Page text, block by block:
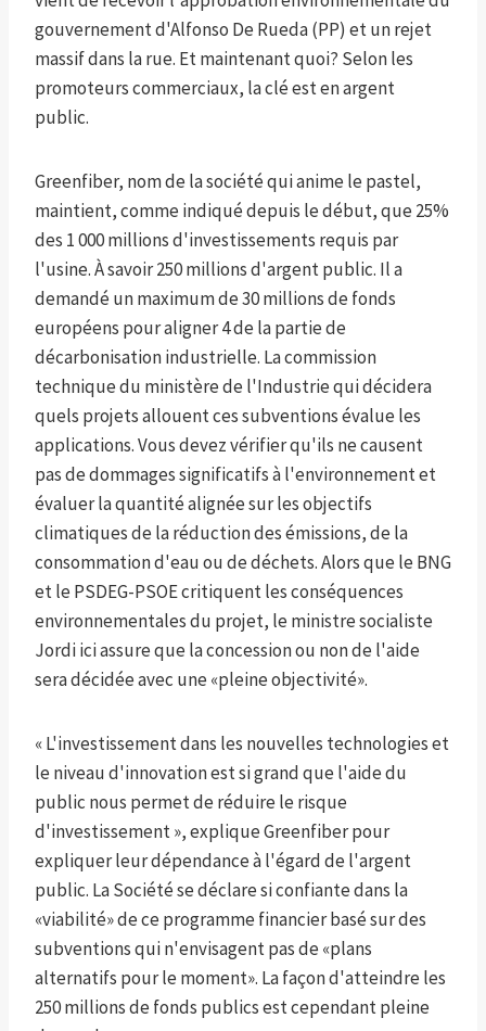
gouvernement d'Alfonso De Rueda (PP) et un rejet
massif dans la rue. Et maintenant quoi? Selon les
promoteurs commerciaux, la clé est en argent
public.
Greenfiber, nom de la société qui anime le pastel,
maintient, comme indiqué depuis le début, que 25%
des 1 000 millions d'investissements requis par
l'usine. À savoir 250 millions d'argent public. Il a
demandé un maximum de 30 millions de fonds
européens pour aligner 4 de la partie de
décarbonisation industrielle. La commission
technique du ministère de l'Industrie qui décidera
quels projets allouent ces subventions évalue les
applications. Vous devez vérifier qu'ils ne causent
pas de dommages significatifs à l'environnement et
évaluer la quantité alignée sur les objectifs
climatiques de la réduction des émissions, de la
consommation d'eau ou de déchets. Alors que le BNG
et le PSDEG-PSOE critiquent les conséquences
environnementales du projet, le ministre socialiste
Jordi ici assure que la concession ou non de l'aide
sera décidée avec une «pleine objectivité».
« L'investissement dans les nouvelles technologies et
le niveau d'innovation est si grand que l'aide du
public nous permet de réduire le risque
d'investissement », explique Greenfiber pour
expliquer leur dépendance à l'égard de l'argent
public. La Société se déclare si confiante dans la
«viabilité» de ce programme financier basé sur des
subventions qui n'envisagent pas de «plans
alternatifs pour le moment». La façon d'atteindre les
250 millions de fonds publics est cependant pleine